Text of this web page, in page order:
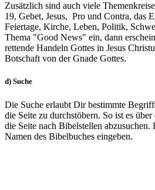
Zusätzlich sind auch viele
19, Gebet, Jesus, Pro und Contra, das
Feiertage, Kirche, Leben, Politik,
Thema "Good News" ein, dann
rettende Handeln Gottes in Jesus
Botschaft von der Gnade Gottes.
d) Suche
Die Suche erlaubt Dir bestimmte
die Seite zu durchstöbern. So ist es
die Seite nach Bibelstellen
Namen des Bibelbuches eingeben.